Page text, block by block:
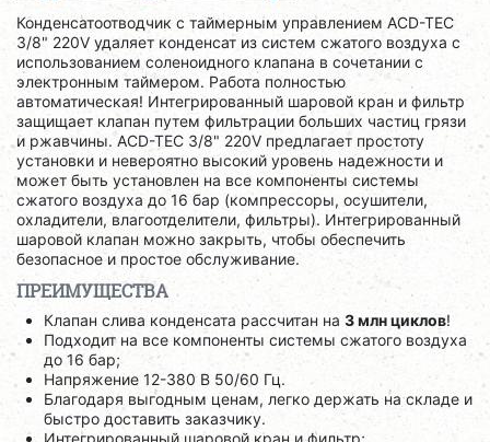
Конденсатоотводчик с таймерным управлением ACD-TEC
3/8" 220V удаляет конденсат из систем сжатого воздуха с
использованием соленоидного клапана в сочетании с
электронным таймером. Работа полностью
автоматическая! Интегрированный шаровой кран и фильтр
защищает клапан путем фильтрации больших частиц грязи
и ржавчины. ACD-TEC 3/8" 220V предлагает простоту
установки и невероятно высокий уровень надежности и
может быть установлен на все компоненты системы
сжатого воздуха до 16 бар (компрессоры, осушители,
охладители, влагоотделители, фильтры). Интегрированный
шаровой клапан можно закрыть, чтобы обеспечить
безопасное и простое обслуживание.
ПРЕИМУЩЕСТВА
Клапан слива конденсата рассчитан на 3 млн циклов!
Подходит на все компоненты системы сжатого воздуха
до 16 бар;
Напряжение 12-380 В 50/60 Гц.
Благодаря выгодным ценам, легко держать на складе и
быстро доставить заказчику.
Интегрированный шаровой кран и фильтр;